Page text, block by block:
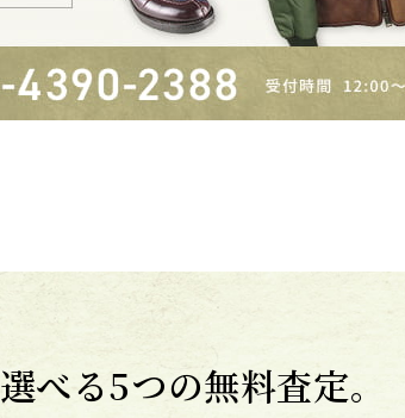
選べる5つの無料査定。